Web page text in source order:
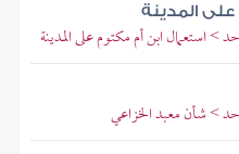
المدينة
> استعمال ابن أم مكتوم على المدينة
> شأن معبد الخزاعي